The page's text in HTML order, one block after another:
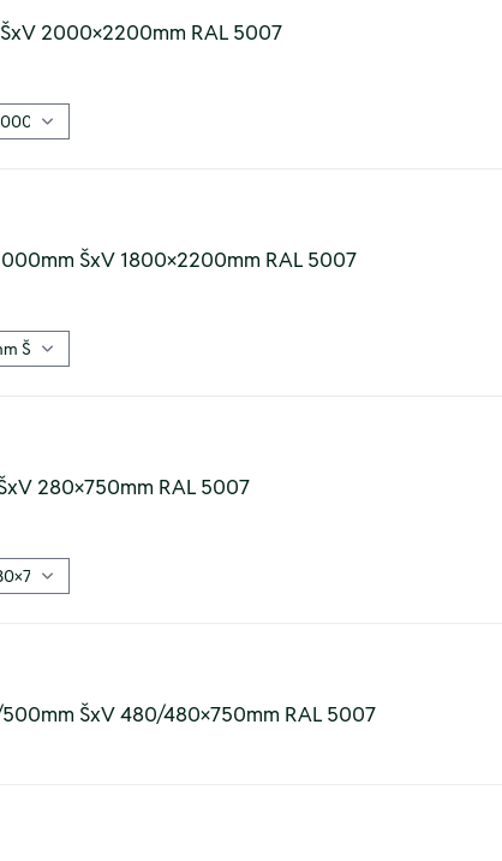
2000×2200mm RAL 5007
ŠxV 1800×2200mm RAL 5007
280×750mm RAL 5007
ŠxV 480/480×750mm RAL 5007